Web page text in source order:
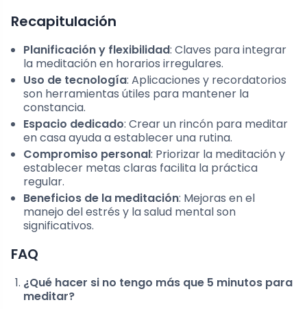
Recapitulación
Planificación y flexibilidad: Claves para integrar
la meditación en horarios irregulares.
Uso de tecnología: Aplicaciones y recordatorios
son herramientas útiles para mantener la
constancia.
Espacio dedicado: Crear un rincón para meditar
en casa ayuda a establecer una rutina.
Compromiso personal: Priorizar la meditación y
establecer metas claras facilita la práctica
regular.
Beneficios de la meditación: Mejoras en el
manejo del estrés y la salud mental son
significativos.
FAQ
¿Qué hacer si no tengo más que 5 minutos para
meditar?